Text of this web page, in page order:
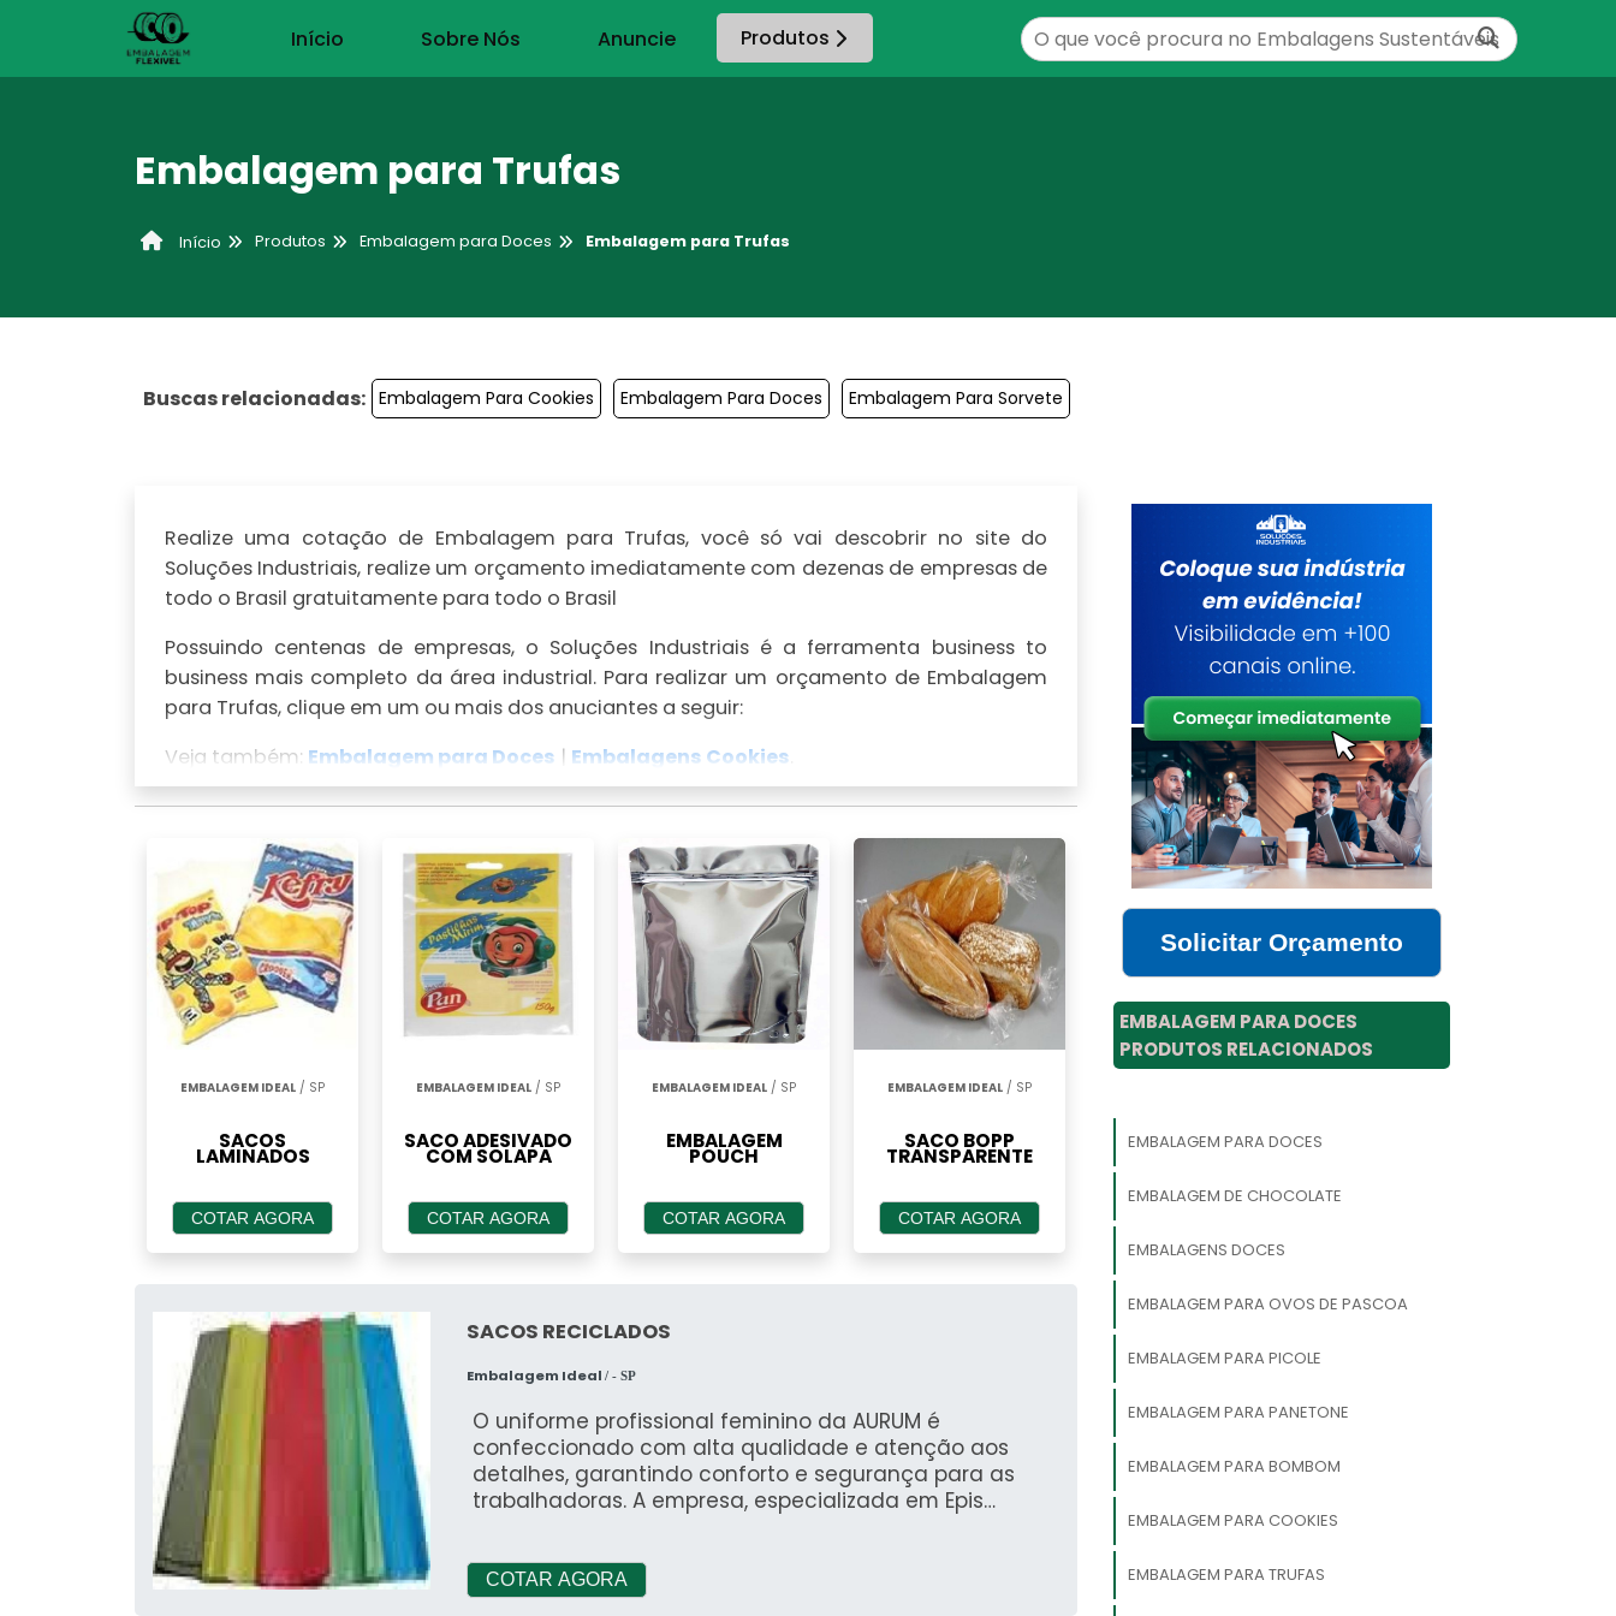
Início Sobre Nós Anuncie Produtos
Embalagem para Trufas
Início Produtos Embalagem para Doces Embalagem para Trufas
Buscas relacionadas: Embalagem Para Cookies Embalagem Para Doces Embalagem Para Sorvete
Realize uma cotação de Embalagem para Trufas, você só vai descobrir no site do
Soluções Industriais, realize um orçamento imediatamente com dezenas de empresas de
todo o Brasil gratuitamente para todo o Brasil
Possuindo centenas de empresas, o Soluções Industriais é a ferramenta business to
business mais completo da área industrial. Para realizar um orçamento de Embalagem
para Trufas, clique em um ou mais dos anuciantes a seguir:
Veja também: Embalagem para Doces | Embalagens Cookies
EMBALAGEM IDEAL / SP
SACOS
LAMINADOS
COTAR AGORA
EMBALAGEM IDEAL / SP
SACO ADESIVADO
COM SOLAPA
COTAR AGORA
EMBALAGEM IDEAL / SP
EMBALAGEM
POUCH
COTAR AGORA
EMBALAGEM IDEAL / SP
SACO BOPP
TRANSPARENTE
COTAR AGORA
SACOS RECICLADOS
Embalagem Ideal/ - SP
O uniforme profissional feminino da AURUM é
confeccionado com alta qualidade e atenção aos
detalhes, garantindo conforto e segurança para as
trabalhadoras. A empresa, especializada em Epis
destaca na produção de uniformes profissionais e
sociais.Com um atendimento personalizado e singular
COTAR AGORA
Solicitar Orçamento
EMBALAGEM PARA DOCES
PRODUTOS RELACIONADOS
EMBALAGEM PARA DOCES
EMBALAGEM DE CHOCOLATE
EMBALAGENS DOCES
EMBALAGEM PARA OVOS DE PASCOA
EMBALAGEM PARA PICOLE
EMBALAGEM PARA PANETONE
EMBALAGEM PARA BOMBOM
EMBALAGEM PARA COOKIES
EMBALAGEM PARA TRUFAS